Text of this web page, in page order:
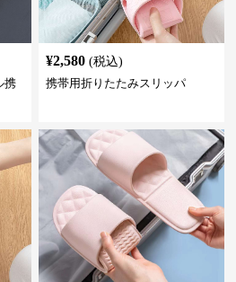
携
¥2,580 (税込)
携帯用折りたたみスリッパ